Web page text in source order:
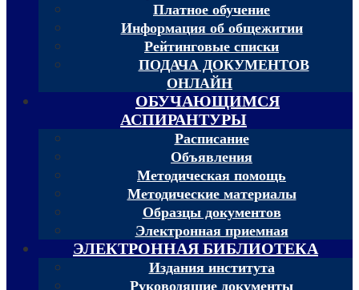
Платное обучение
Информация об общежитии
Рейтинговые списки
ПОДАЧА ДОКУМЕНТОВ
ОНЛАЙН
ОБУЧАЮЩИМСЯ
АСПИРАНТУРЫ
Расписание
Объявления
Методическая помощь
Методические материалы
Образцы документов
Электронная приемная
ЭЛЕКТРОННАЯ БИБЛИОТЕКА
Издания института
Руководящие документы